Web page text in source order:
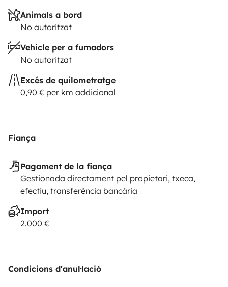
Animals a bord
No autoritzat
Vehicle per a fumadors
No autoritzat
Excés de quilometratge
0,90 € per km addicional
Fiança
Pagament de la fiança
Gestionada directament pel propietari, txeca,
efectiu, transferència bancària
Import
2.000 €
Condicions d'anul·lació